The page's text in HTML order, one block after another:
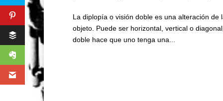
La diplopía o visión doble es una alteración
objeto. Puede ser horizontal, vertical o
doble hace que uno tenga una...